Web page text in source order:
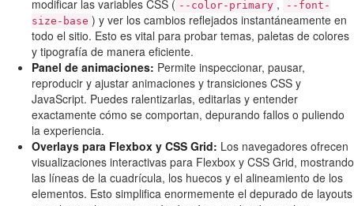
modificar las variables CSS ( --color-primary ,
--font-
size-base ) y ver los cambios reflejados instantáneamente en
todo el sitio. Esto es vital para probar temas, paletas de colores
y tipografía de manera eficiente.
Panel de animaciones: Permite inspeccionar, pausar,
reproducir y ajustar animaciones y transiciones CSS y
JavaScript. Puedes ralentizarlas, editarlas y entender
exactamente cómo se comportan, depurando fallos o puliendo
la experiencia.
Overlays para Flexbox y CSS Grid: Los navegadores ofrecen
visualizaciones interactivas para Flexbox y CSS Grid, mostrando
las líneas de la cuadrícula, los huecos y el alineamiento de los
elementos. Esto simplifica enormemente el depurado de layouts